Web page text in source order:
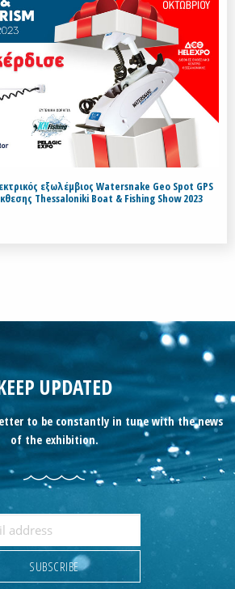
εξωλέμβιος Watersnake Geo Spot GPS
Thessaloniki Boat & Fishing Show 2023
UPDATED
to be constantly in tune with the news
of the exhibition.